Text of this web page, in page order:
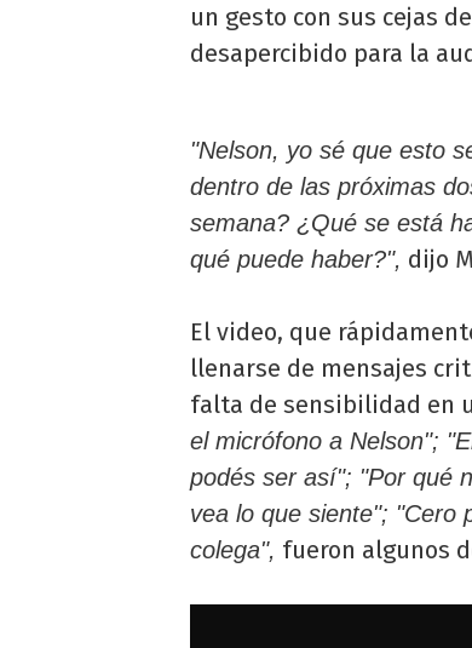
un gesto con sus cejas
desapercibido para la
"Nelson, yo sé que esto
dentro de las próximas
semana? ¿Qué se está
qué puede haber?", dijo
El video, que
llenarse de mensajes
falta de sensibilidad en
el micrófono a Nelson";
podés ser así"; "Por qué
vea lo que siente"; "Cero
colega", fueron algunos